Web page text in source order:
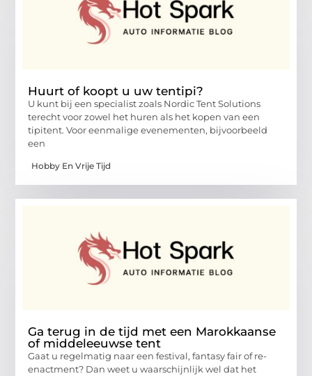
Huurt of koopt u uw tentipi?
U kunt bij een specialist zoals Nordic Tent Solutions
terecht voor zowel het huren als het kopen van een
tipitent. Voor eenmalige evenementen, bijvoorbeeld
een
Hobby En Vrije Tijd
Ga terug in de tijd met een Marokkaanse
of middeleeuwse tent
Gaat u regelmatig naar een festival, fantasy fair of re-
enactment? Dan weet u waarschijnlijk wel dat het